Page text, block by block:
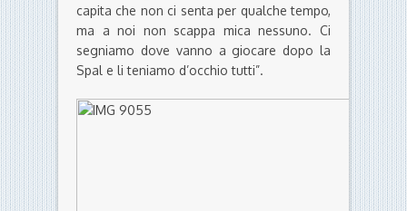
capita che non ci senta per qualche tempo,
ma a noi non scappa mica nessuno. Ci
segniamo dove vanno a giocare dopo la
Spal e li teniamo d’occhio tutti”.